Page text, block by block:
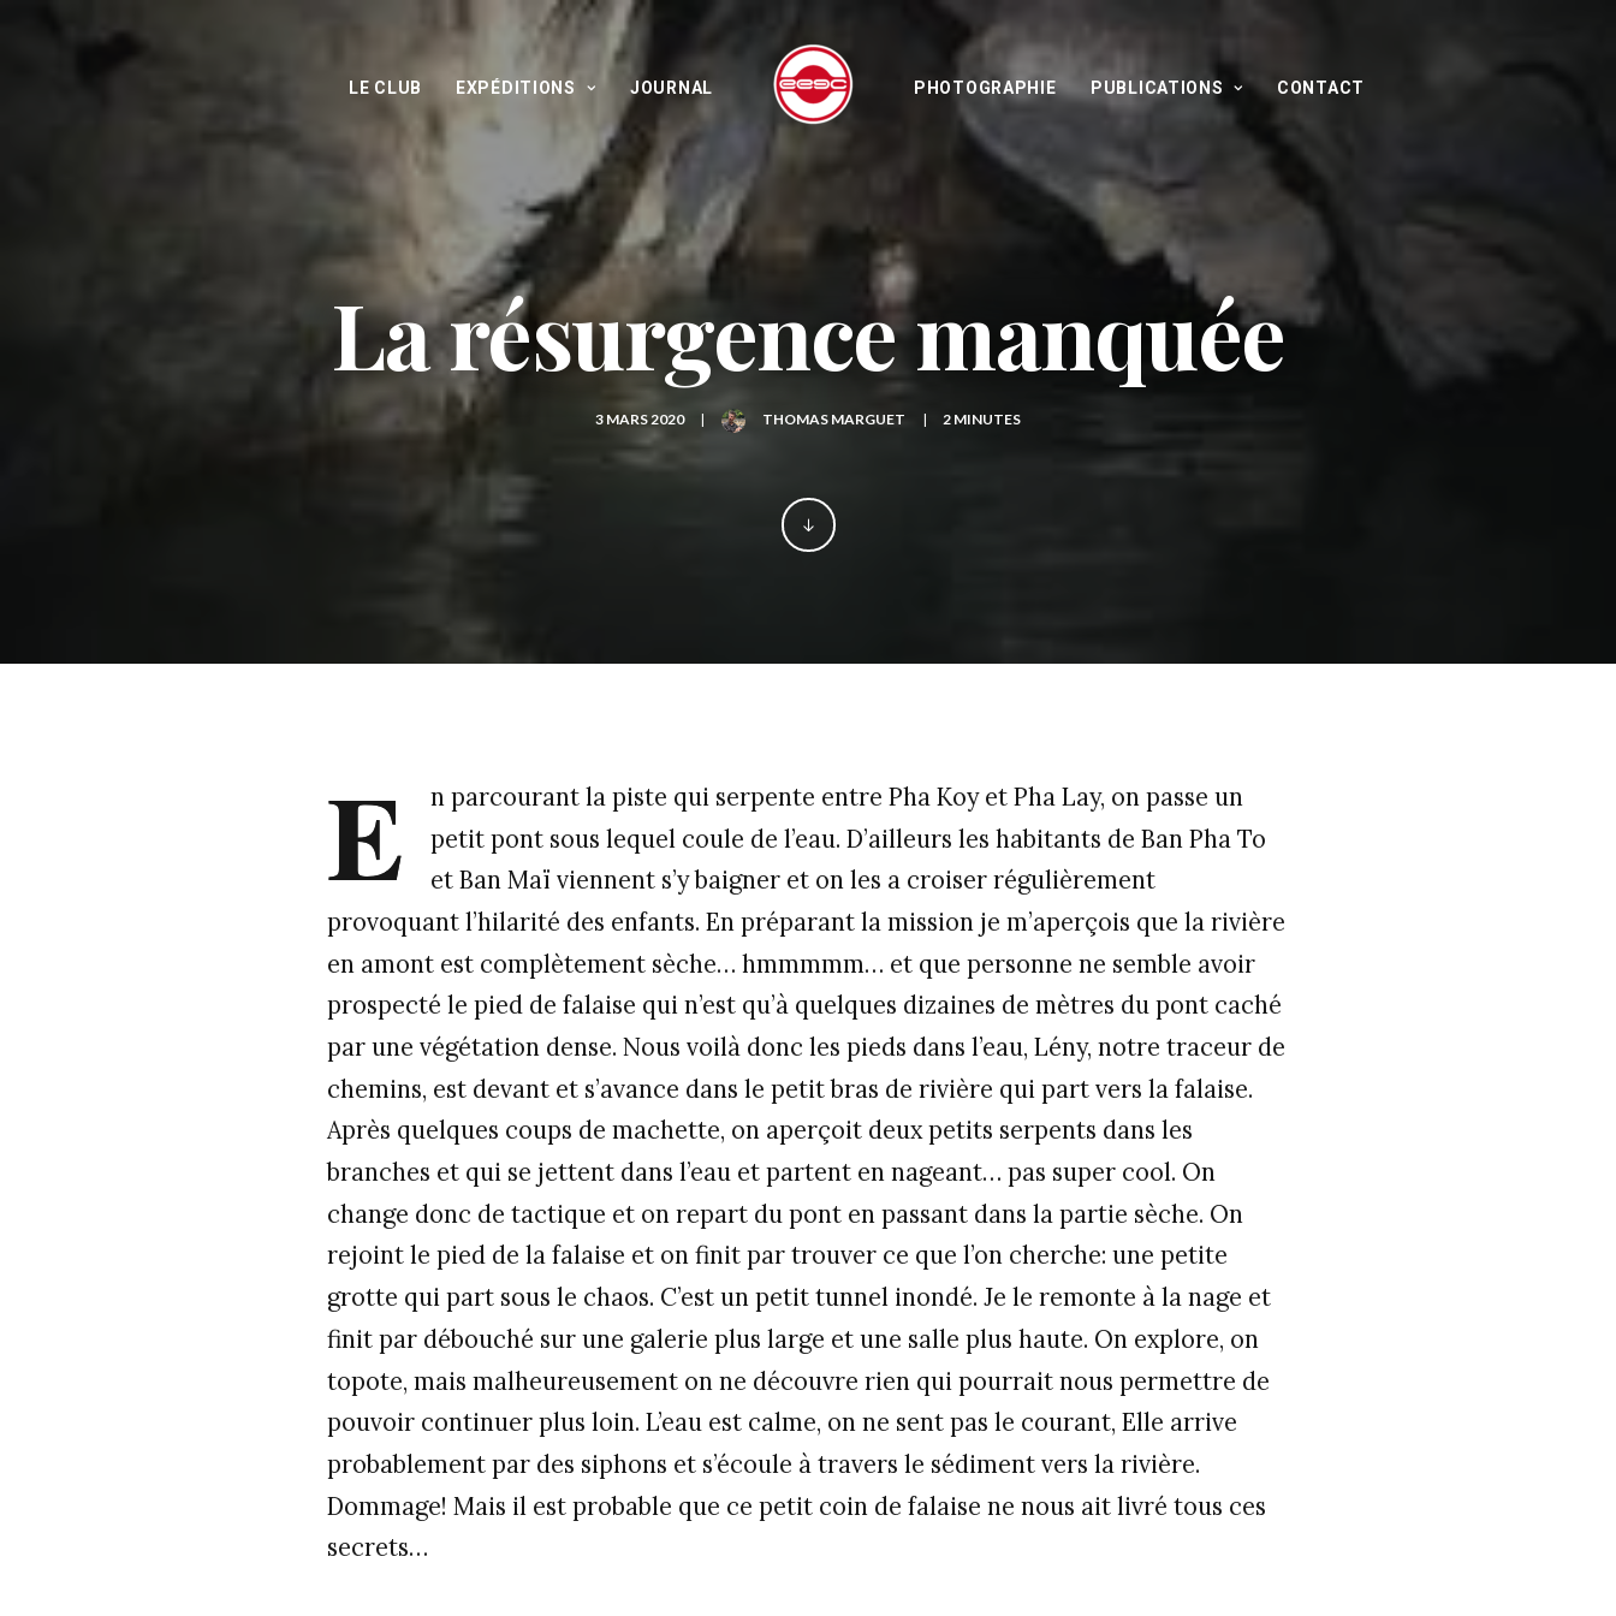
LE CLUB EXPÉDITIONS JOURNAL PHOTOGRAPHIE PUBLICATIONS CONTACT
La résurgence manquée
3 MARS 2020 | THOMAS MARGUET | 2 MINUTES
E
n parcourant la piste qui serpente entre Pha Koy et Pha Lay, on passe un
petit pont sous lequel coule de l’eau. D’ailleurs les habitants de Ban Pha To
et Ban Maï viennent s’y baigner et on les a croiser régulièrement
provoquant l’hilarité des enfants. En préparant la mission je m’aperçois que la rivière
en amont est complètement sèche… hmmmmm… et que personne ne semble avoir
prospecté le pied de falaise qui n’est qu’à quelques dizaines de mètres du pont caché
par une végétation dense. Nous voilà donc les pieds dans l’eau, Lény, notre traceur de
chemins, est devant et s’avance dans le petit bras de rivière qui part vers la falaise.
Après quelques coups de machette, on aperçoit deux petits serpents dans les
branches et qui se jettent dans l’eau et partent en nageant… pas super cool. On
change donc de tactique et on repart du pont en passant dans la partie sèche. On
rejoint le pied de la falaise et on finit par trouver ce que l’on cherche: une petite
grotte qui part sous le chaos. C’est un petit tunnel inondé. Je le remonte à la nage et
finit par débouché sur une galerie plus large et une salle plus haute. On explore, on
topote, mais malheureusement on ne découvre rien qui pourrait nous permettre de
pouvoir continuer plus loin. L’eau est calme, on ne sent pas le courant, Elle arrive
probablement par des siphons et s’écoule à travers le sédiment vers la rivière.
Dommage! Mais il est probable que ce petit coin de falaise ne nous ait livré tous ces
secrets…